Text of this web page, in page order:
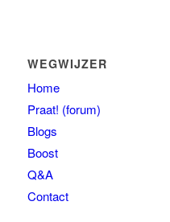
WEGWIJZER
Home
Praat! (forum)
Blogs
Boost
Q&A
Contact